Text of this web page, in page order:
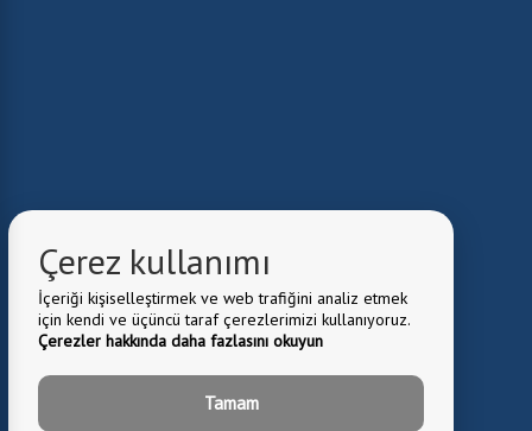
Çerez kullanımı
İçeriği kişiselleştirmek ve web trafiğini analiz etmek
için kendi ve üçüncü taraf çerezlerimizi kullanıyoruz.
Çerezler hakkında daha fazlasını okuyun
Tamam